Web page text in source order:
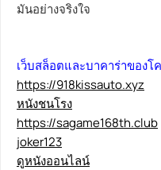
มันอย่างจริงใจ
เว็บสล็อตและบาคาร่าของโ
https://918kissauto.xyz
หนังชนโรง
https://sagame168th.club
joker123
ดูหนังออนไลน์